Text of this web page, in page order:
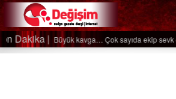
Son Dakika |Ağaçtan düştü…